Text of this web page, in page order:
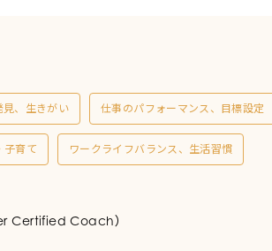
見、生きがい 仕事のパフォーマンス、目標設定
子育て ワークライフバランス、生活習慣
Certified Coach）